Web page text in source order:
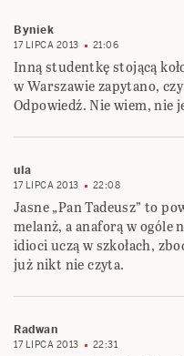
Byniek
17 LIPCA 2013 21:06
Inną studentkę stojącą
w Warszawie zapytano,
Odpowiedź. Nie wiem, nie
ula
17 LIPCA 2013 22:08
Jasne „Pan Tadeusz” to
melanż, a anaforą w ogóle
idioci uczą w szkołach,
już nikt nie czyta.
Radwan
17 LIPCA 2013 22:31